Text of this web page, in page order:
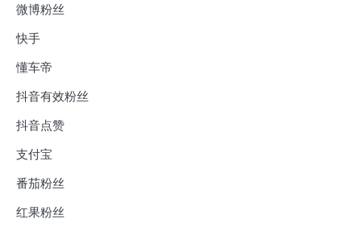
微博粉丝
快手
懂车帝
抖音有效粉丝
抖音点赞
支付宝
番茄粉丝
红果粉丝